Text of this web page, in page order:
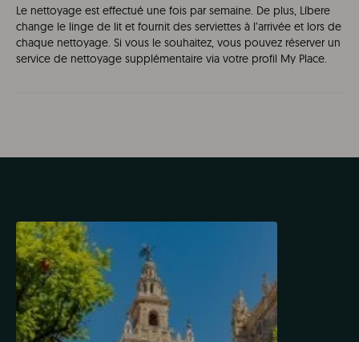
Le nettoyage est effectué une fois par semaine. De plus, Líbere
change le linge de lit et fournit des serviettes à l’arrivée et lors de
chaque nettoyage. Si vous le souhaitez, vous pouvez réserver un
service de nettoyage supplémentaire via votre profil My Place.